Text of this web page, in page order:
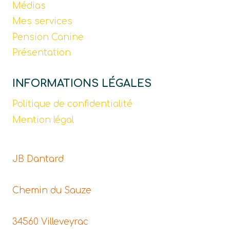
Médias
Mes services
Pension Canine
Présentation
INFORMATIONS LÉGALES
Politique de confidentialité
Mention légal
JB Dantard
Chemin du Sauze
34560 Villeveyrac